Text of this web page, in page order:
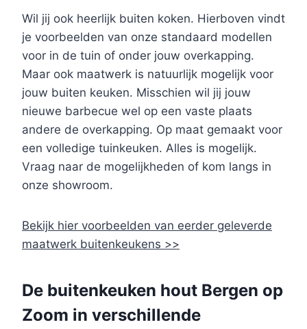
Wil jij ook heerlijk buiten koken. Hierboven vindt
je voorbeelden van onze standaard modellen
voor in de tuin of onder jouw overkapping.
Maar ook maatwerk is natuurlijk mogelijk voor
jouw buiten keuken. Misschien wil jij jouw
nieuwe barbecue wel op een vaste plaats
andere de overkapping. Op maat gemaakt voor
een volledige tuinkeuken. Alles is mogelijk.
Vraag naar de mogelijkheden of kom langs in
onze showroom.
Bekijk hier voorbeelden van eerder geleverde
maatwerk buitenkeukens >>
De buitenkeuken hout Bergen op
Zoom in verschillende